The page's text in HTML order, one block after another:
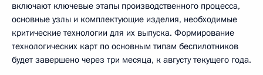
включают ключевые этапы производственного процесса,
основные узлы и комплектующие изделия, необходимые
критические технологии для их выпуска. Формирование
технологических карт по основным типам беспилотников
будет завершено через три месяца, к августу текущего года.